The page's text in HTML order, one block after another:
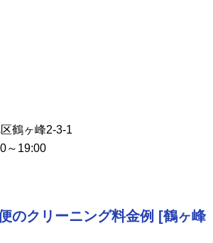
区鶴ヶ峰2-3-1
～19:00
のクリーニング料金例 [鶴ヶ峰